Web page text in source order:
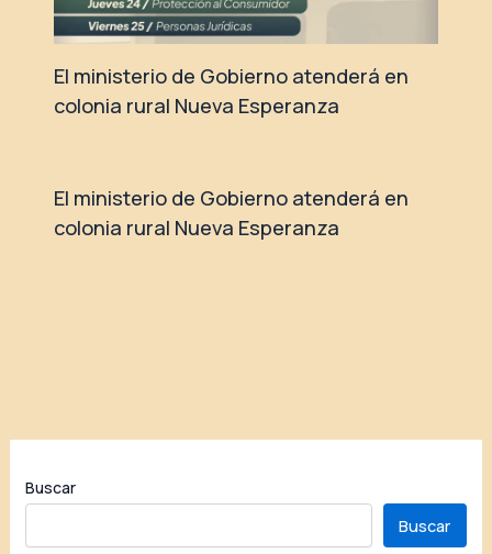
El ministerio de Gobierno atenderá en
colonia rural Nueva Esperanza
El ministerio de Gobierno atenderá en
colonia rural Nueva Esperanza
Buscar
Buscar